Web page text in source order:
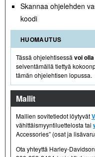
Skannaa ohjelehden
koodi
HUOMAUTUS
Tässä ohjelehtisessä voi
selventämällä tiettyä
tämän ohjelehtisen lopussa.
Mallit
Mallien sovitetiedot löytyvät
vähittäismyyntiluettelosta tai
Accessories” (osat ja
Ota yhteyttä Harley-